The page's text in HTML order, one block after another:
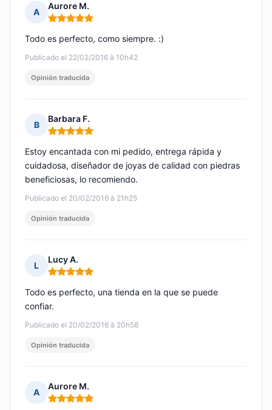
A
Aurore M.
Nota: 5 de 5
Publicado el 22/02/2016 à 10h42
Todo es perfecto, como siempre. :)
Opinión traducida
B
Barbara F.
Nota: 5 de 5
Publicado el 20/02/2016 à 21h25
Estoy encantada con mi pedido, entrega rápida y
cuidadosa, diseñador de joyas de calidad con piedras
beneficiosas, lo recomiendo.
Opinión traducida
L
Lucy A.
Nota: 5 de 5
Publicado el 20/02/2016 à 20h58
Todo es perfecto, una tienda en la que se puede
confiar.
Opinión traducida
A
Aurore M.
Nota: 5 de 5